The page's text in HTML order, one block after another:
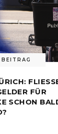
FÜR
SCHON